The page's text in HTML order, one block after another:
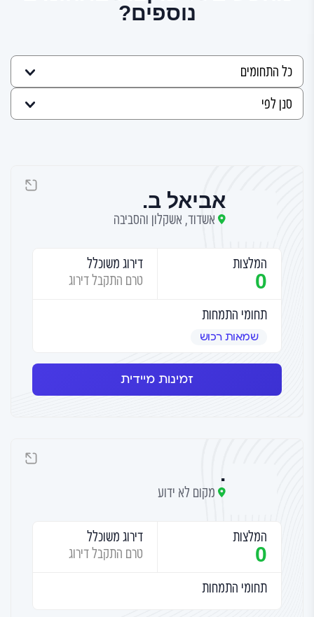
נוספים?
אביאל ב.
אשדוד, אשקלון והסביבה
המלצות
0
דירוג משוכלל
טרם התקבל דירוג
תחומי התמחות
שמאות רכוש
זמינות מיידית
.
מקום לא ידוע
המלצות
0
דירוג משוכלל
טרם התקבל דירוג
תחומי התמחות